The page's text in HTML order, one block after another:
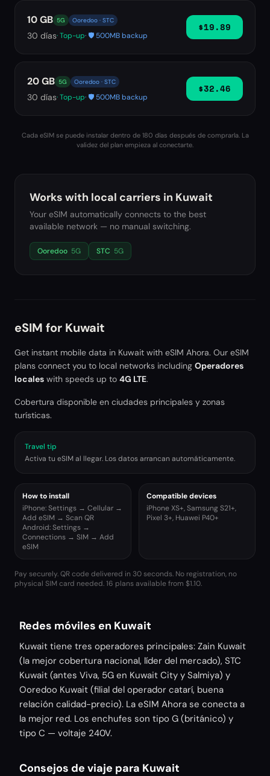
10 GB 5G Ooredoo · STC
30 días· Top-up· 🛡️ 500MB backup
$19.89
20 GB 5G Ooredoo · STC
30 días· Top-up· 🛡️ 500MB backup
$32.46
Cada eSIM se puede instalar dentro de 180 días después de comprarla. La
validez del plan empieza al conectarte.
Works with local carriers in Kuwait
Your eSIM automatically connects to the best
available network — no manual switching.
Ooredoo 5G STC 5G
eSIM for Kuwait
Get instant mobile data in Kuwait with eSIM Ahora. Our eSIM
plans connect you to local networks including Operadores
locales with speeds up to 4G LTE.
Cobertura disponible en ciudades principales y zonas
turísticas.
Travel tip
Activa tu eSIM al llegar. Los datos arrancan automáticamente.
How to install
iPhone: Settings → Cellular →
Add eSIM → Scan QR
Android: Settings →
Connections → SIM → Add
eSIM
Compatible devices
iPhone XS+, Samsung S21+,
Pixel 3+, Huawei P40+
Pay securely. QR code delivered in 30 seconds. No registration, no
physical SIM card needed.16 plans available from $1.10.
Redes móviles en Kuwait
Kuwait tiene tres operadores principales: Zain Kuwait
(la mejor cobertura nacional, líder del mercado), STC
Kuwait (antes Viva, 5G en Kuwait City y Salmiya) y
Ooredoo Kuwait (filial del operador catarí, buena
relación calidad-precio). La eSIM Ahora se conecta a
la mejor red. Los enchufes son tipo G (británico) y
tipo C — voltaje 240V.
Consejos de viaje para Kuwait